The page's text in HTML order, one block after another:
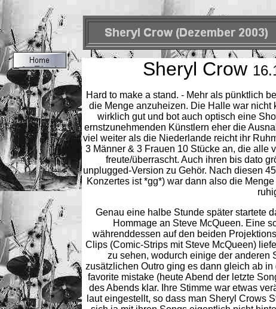
Sheryl Crow
Hard to make a stand. - Mehr als pünktlich
die Menge anzuheizen. Die Halle war nicht
wirklich gut und bot auch optisch eine
ernstzunehmenden Künstlern eher die
viel weiter als die Niederlande reicht ihr
3 Männer & 3 Frauen 10 Stücke an, die alle
freute/überrascht. Auch ihren bis dato
unplugged-Version zu Gehör. Nach diesen
Konzertes ist *gg*) war dann also die
Genau eine halbe Stunde später startete
Hommage an Steve McQueen. Eine
währenddessen auf den beiden
Clips (Comic-Strips mit Steve McQueen)
zu sehen, wodurch einige der anderen
zusätzlichen Outro ging es dann gleich ab
favorite mistake (heute Abend der letzte
des Abends klar. Ihre Stimme war etwas
laut eingestellt, so dass man Sheryl Crows